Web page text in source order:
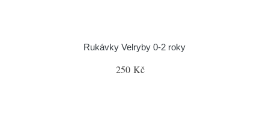
Rukávky Velryby 0-2 roky
250 Kč